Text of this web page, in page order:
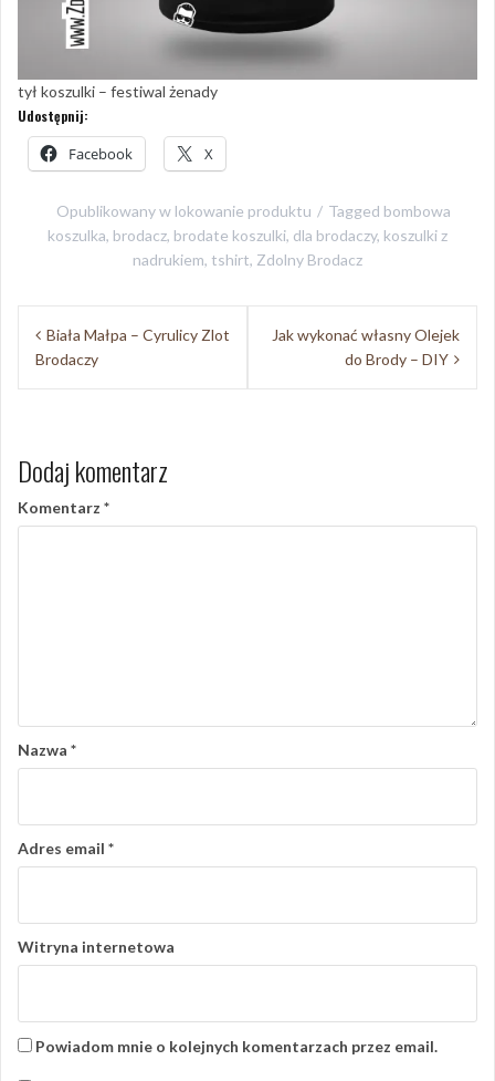
tył koszulki – festiwal żenady
Udostępnij:
Facebook X
Opublikowany w lokowanie produktu Tagged bombowa
koszulka, brodacz, brodate koszulki, dla brodaczy, koszulki z
nadrukiem, tshirt, Zdolny Brodacz
Nawigacja
wpisu
Biała Małpa – Cyrulicy Zlot
Brodaczy
Jak wykonać własny Olejek
do Brody – DIY
Dodaj komentarz
Komentarz *
Nazwa *
Adres email *
Witryna internetowa
Powiadom mnie o kolejnych komentarzach przez email.